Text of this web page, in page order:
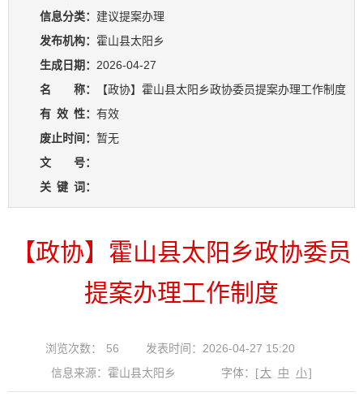
信息分类： 建议提案办理
发布机构： 霍山县太阳乡
生成日期： 2026-04-27
名 称：
【政协】霍山县太阳乡政协委员提案办理工作制度
有 效 性： 有效
废止时间： 暂无
文 号：
关 键 词：
【政协】霍山县太阳乡政协委员
提案办理工作制度
浏览次数： 56
发表时间：2026-04-27 15:20
信息来源：霍山县太阳乡
字体： [大 中 小]